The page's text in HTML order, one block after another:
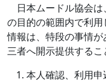
日本ムードル協会は
の目的の範囲内で利
情報は、特段の事情
三者へ開示提供するこ
本人確認、利用